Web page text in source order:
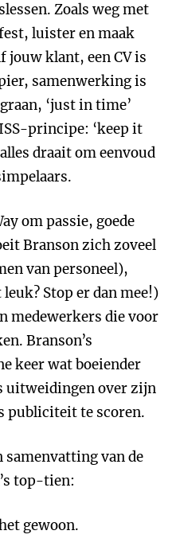
Zoals weg met
luister en maak
jouw klant, een CV is
samenwerking is
‘just in time’
principe: ‘keep it
draait om eenvoud
om passie, goede
Branson zich zoveel
van personeel),
Stop er dan mee!)
medewerkers die voor
Branson’s
keer wat boeiender
uitweidingen over zijn
publiciteit te scoren.
samenvatting van de
top-tien:
gewoon.